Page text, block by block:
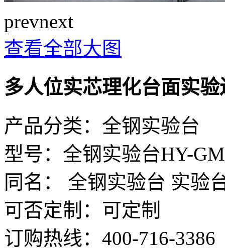
prevnext
查看全部大图
多人位实芯理化台面实
产品分类：全钢实验台
型号：全钢实验台HY-
同名： 全钢实验台 实验
可否定制：可定制
订购热线： 400-716-3386